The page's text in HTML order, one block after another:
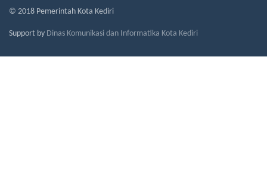
© 2018 Pemerintah Kota Kediri
Support by Dinas Komunikasi dan Informatika Kota Kediri